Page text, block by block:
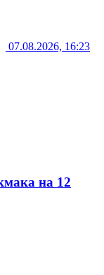
07.08.2026, 16:23
на 12